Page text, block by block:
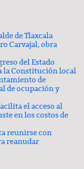
de Tlaxcala
Carvajal, obra
del Estado
la Constitución local
de
de ocupación y
el acceso al
en los costos de
reunirse con
reanudar